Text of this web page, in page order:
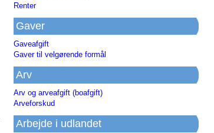
Renter
Gaver
Gaveafgift
Gaver til velgørende formål
Arv
Arv og arveafgift (boafgift)
Arveforskud
Arbejde i udlandet